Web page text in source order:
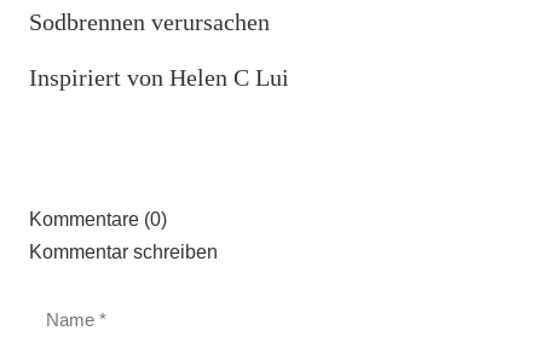
Sodbrennen verursachen
Inspiriert von Helen C Lui
Kommentare (0)
Kommentar schreiben